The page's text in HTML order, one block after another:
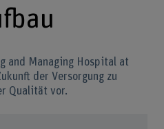
and Managing Hospital at
der Versorgung zu
Qualität vor.